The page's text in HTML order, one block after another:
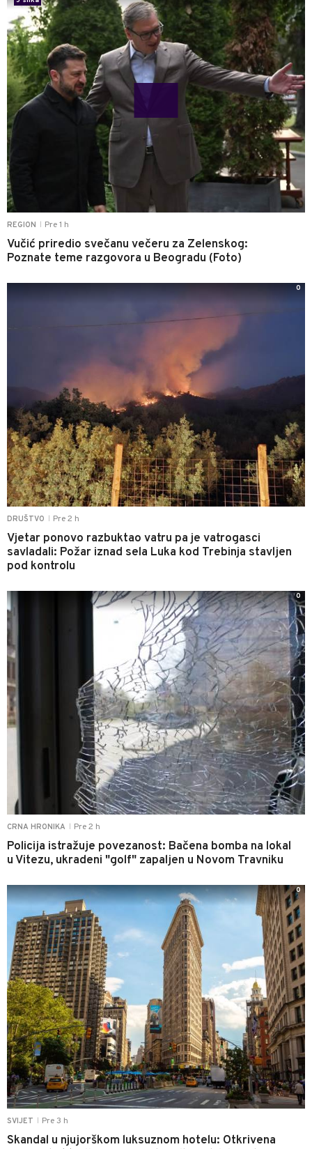
REGION Pre 1 h
Vučić priredio svečanu večeru za Zelenskog:
Poznate teme razgovora u Beogradu (Foto)
DRUŠTVO Pre 2 h
Vjetar ponovo razbuktao vatru pa je vatrogasci
savladali: Požar iznad sela Luka kod Trebinja stavljen
pod kontrolu
0
CRNA HRONIKA Pre 2 h
Policija istražuje povezanost: Bačena bomba na lokal
u Vitezu, ukradeni "golf" zapaljen u Novom Travniku
0
SVIJET Pre 3 h
Skandal u njujorškom luksuznom hotelu: Otkrivena
0